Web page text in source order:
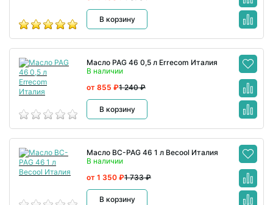
В корзину
Масло PAG 46 0,5 л Errecom Италия
В наличии
1 240 ₽
от 855 ₽
В корзину
Масло BC-PAG 46 1 л Becool Италия
В наличии
1 733 ₽
от 1 350 ₽
В корзину